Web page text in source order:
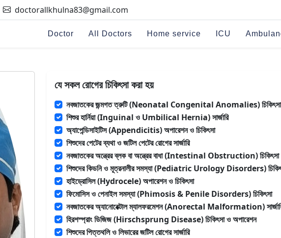
doctorallkhulna83@gmail.com
Doctor All Doctors Home service ICU
যে সকল রোগের চিকিৎসা করা হয়
নবজাতকের জন্মগত ত্রুটি (Neonatal Congenital Anomalies) চিকিৎসা
শিশুর হার্নিয়া (Inguinal ও Umbilical Hernia) সার্জারি
অ্যাপেন্ডিসাইটিস (Appendicitis) অপারেশন ও চিকিৎসা
শিশুদের পেটের ব্যথা ও জটিল পেটের রোগের সার্জারি
নবজাতকের অন্ত্রের ব্লক বা অন্ত্রের বাধা (Intestinal Obstruction) চিকিৎসা
শিশুদের কিডনি ও মূত্রনালীর সমস্যা (Pediatric Urology Disorders)
হাইড্রোসিল (Hydrocele) অপারেশন ও চিকিৎসা
ফিমোসিস ও পেনাইল সমস্যা (Phimosis & Penile Disorders) চিকিৎসা
নবজাতকের অ্যানোরেক্টাল ম্যালফরমেশন (Anorectal Malformation)
হিরশস্প্রাং ডিজিজ (Hirschsprung Disease) চিকিৎসা ও অপারেশন
শিশুদের পিত্তথলি ও লিভারের জটিল রোগের সার্জারি